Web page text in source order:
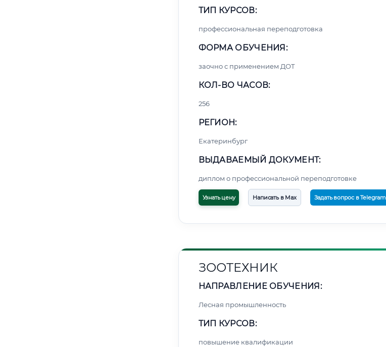
ТИП КУРСОВ:
профессиональная переподготовка
ФОРМА ОБУЧЕНИЯ:
заочно с применением ДОТ
КОЛ-ВО ЧАСОВ:
256
РЕГИОН:
Екатеринбург
ВЫДАВАЕМЫЙ ДОКУМЕНТ:
диплом о профессиональной переподготовке
Узнать цену Написать в Max Задать вопрос в Telegram
ЗООТЕХНИК
НАПРАВЛЕНИЕ ОБУЧЕНИЯ:
Лесная промышленность
ТИП КУРСОВ:
повышение квалификации